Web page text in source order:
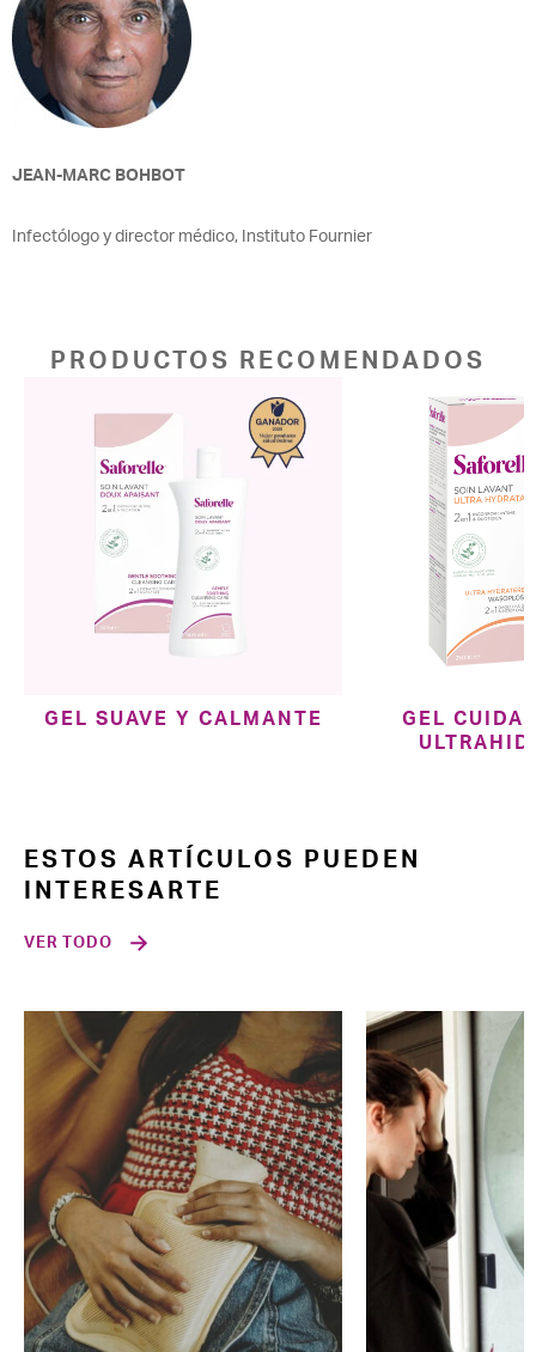
JEAN-MARC BOHBOT
Infectólogo y director médico, Instituto Fournier
PRODUCTOS RECOMENDADOS
GEL SUAVE Y CALMANTE
GEL
ESTOS ARTÍCULOS PUEDEN
INTERESARTE
VER TODO